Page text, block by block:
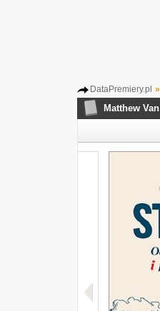
DataPremiery.pl »
Matthew